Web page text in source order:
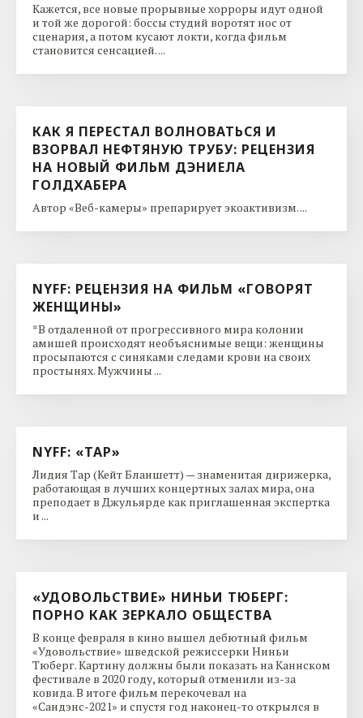
Кажется, все новые прорывные хорроры идут одной
и той же дорогой: боссы студий воротят нос от
сценария, а потом кусают локти, когда фильм
становится сенсацией. ...
КАК Я ПЕРЕСТАЛ ВОЛНОВАТЬСЯ И
ВЗОРВАЛ НЕФТЯНУЮ ТРУБУ: РЕЦЕНЗИЯ
НА НОВЫЙ ФИЛЬМ ДЭНИЕЛА
ГОЛДХАБЕРА
Автор «Веб-камеры» препарирует экоактивизм. ...
NYFF: РЕЦЕНЗИЯ НА ФИЛЬМ «ГОВОРЯТ
ЖЕНЩИНЫ»
*В отдаленной от прогрессивного мира колонии
амишей происходят необъяснимые вещи: женщины
просыпаются с синяками следами крови на своих
простынях. Мужчины ...
NYFF: «ТАР»
Лидия Тар (Кейт Бланшетт) — знаменитая дирижерка,
работающая в лучших концертных залах мира, она
преподает в Джульярде как приглашенная экспертка
и ...
«УДОВОЛЬСТВИЕ» НИНЬИ ТЮБЕРГ:
ПОРНО КАК ЗЕРКАЛО ОБЩЕСТВА
В конце февраля в кино вышел дебютный фильм
«Удовольствие» шведской режиссерки Ниньи
Тюберг. Картину должны были показать на Каннском
фестивале в 2020 году, который отменили из-за
ковида. В итоге фильм перекочевал на
«Сандэнс-2021» и спустя год наконец-то открылся в